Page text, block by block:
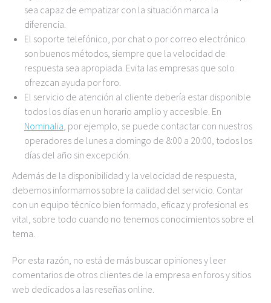
sea capaz de empatizar con la situación marca la
diferencia.
El soporte telefónico, por chat o por correo electrónico
son buenos métodos, siempre que la velocidad de
respuesta sea apropiada. Evita las empresas que solo
ofrezcan ayuda por foro.
El servicio de atención al cliente debería estar disponible
todos los días en un horario amplio y accesible. En
Nominalia, por ejemplo, se puede contactar con nuestros
operadores de lunes a domingo de 8:00 a 20:00, todos los
días del año sin excepción.
Además de la disponibilidad y la velocidad de respuesta,
debemos informarnos sobre la calidad del servicio. Contar
con un equipo técnico bien formado, eficaz y profesional es
vital, sobre todo cuando no tenemos conocimientos sobre el
tema.
Por esta razón, no está de más buscar opiniones y leer
comentarios de otros clientes de la empresa en foros y sitios
web dedicados a las reseñas online.